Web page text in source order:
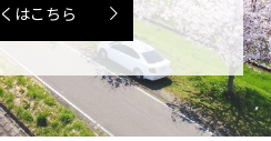
はこちら